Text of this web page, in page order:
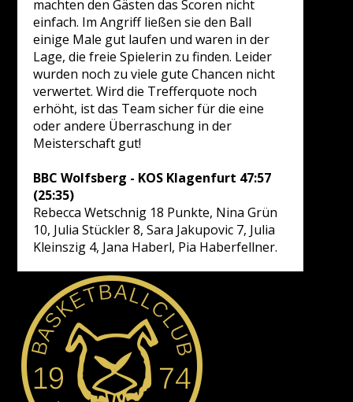
machten den Gästen das Scoren nicht
einfach. Im Angriff ließen sie den Ball
einige Male gut laufen und waren in der
Lage, die freie Spielerin zu finden. Leider
wurden noch zu viele gute Chancen nicht
verwertet. Wird die Trefferquote noch
erhöht, ist das Team sicher für die eine
oder andere Überraschung in der
Meisterschaft gut!
BBC Wolfsberg - KOS Klagenfurt 47:57
(25:35)
Rebecca Wetschnig 18 Punkte, Nina Grün
10, Julia Stückler 8, Sara Jakupovic 7, Julia
Kleinszig 4, Jana Haberl, Pia Haberfellner.